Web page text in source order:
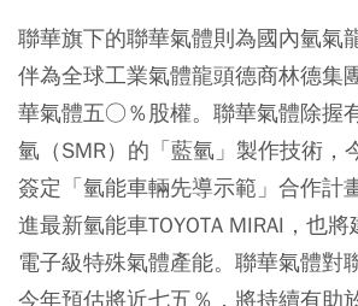
聯華旗下的聯華氣體則為國內氫氣
伴為全球工業氣體龍頭德商林德集
華氣體五○％股權。聯華氣體除握
氫（SMR）的「藍氫」製作技術，
簽定「氫能車輛先導示範」合作計
進最新氫能車TOYOTA MIRAI，也
電子級特殊氣體產能。聯華氣體對
今年預估將近七五％，將持續有助